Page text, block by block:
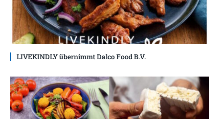
LIVEKINDLY übernimmt Dalco Food B.V.